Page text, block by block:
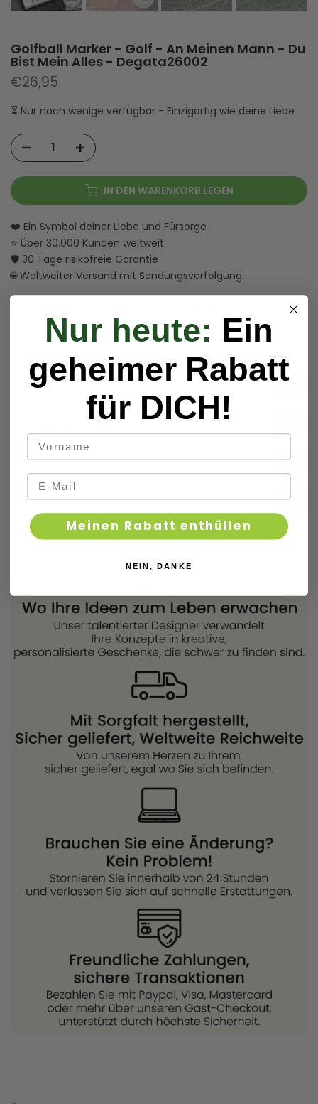
Golfball Marker - Golf - An Meinen Mann - Du
Bist Mein Alles - Degata26002
€26,95
⏳ Nur noch wenige verfügbar - Einzigartig wie deine Liebe
IN DEN WARENKORB LEGEN
❤️ Ein Symbol deiner Liebe und Fürsorge
⭐ Über 30.000 Kunden weltweit
🛡️ 30 Tage risikofreie Garantie
🌐 Weltweiter Versand mit Sendungsverfolgung
Description
Versandinformationen
Stornierung und Rückerstattung
Häufig gestellte Fragen (FAQ)
Nur heute: Ein
geheimer Rabatt
für DICH!
Meinen Rabatt enthüllen
NEIN, DANKE